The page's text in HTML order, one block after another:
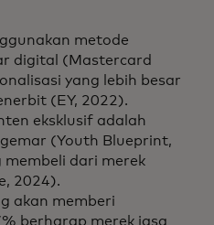
metode
digital (Mastercard
yang lebih besar
(EY, 2022).
eksklusif adalah
(Youth Blueprint,
membeli dari merek
2024).
akan memberi
berharap merek jasa